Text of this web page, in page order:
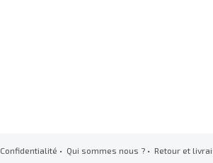
Confidentialité • Qui sommes nous ?• Retour et